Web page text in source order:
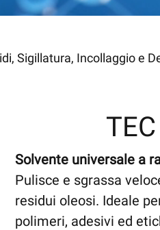
Sigillatura, Incollaggio e
Solvente universale a
Pulisce e sgrassa
residui oleosi. Ideale
polimeri, adesivi ed